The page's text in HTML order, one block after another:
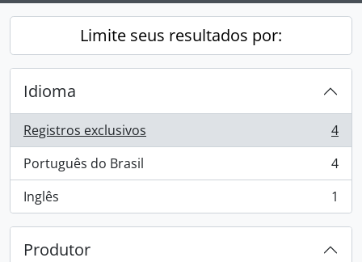
Limite seus resultados por:
Idioma
Registros exclusivos
, 4 resultados
4
Português do Brasil
, 4 resultados
4
Inglês
, 1 resultados 1
Produtor